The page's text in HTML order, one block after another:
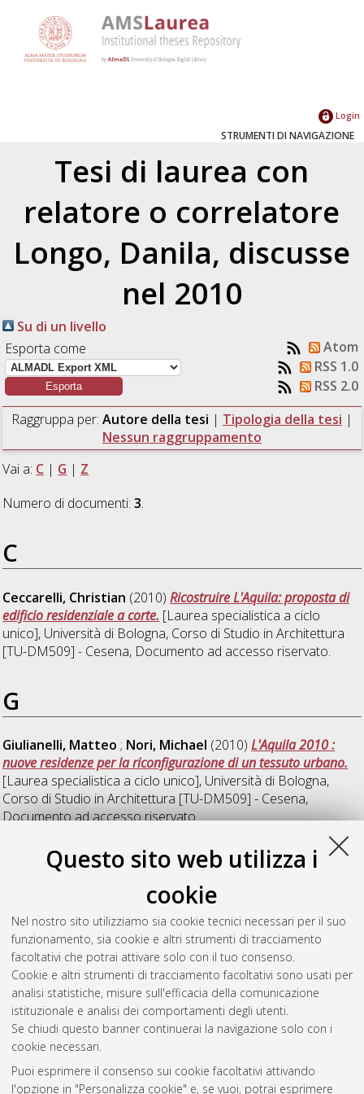
Questo sito web utilizza i
cookie
Nel nostro sito utilizziamo sia cookie tecnici necessari per il suo
funzionamento, sia cookie e altri strumenti di tracciamento
facoltativi che potrai attivare solo con il tuo consenso.
Cookie e altri strumenti di tracciamento facoltativi sono usati per
analisi statistiche, misure sull'efficacia della comunicazione
istituzionale e analisi dei comportamenti degli utenti.
Se chiudi questo banner continuerai la navigazione solo con i
cookie necessari.
Puoi esprimere il consenso sui cookie facoltativi attivando
l'opzione in "Personalizza cookie" e, se vuoi, potrai esprimere
Login
STRUMENTI DI NAVIGAZIONE
Tesi di laurea con
relatore o correlatore
Longo, Danila, discusse
nel 2010
Su di un livello
Esporta come
Atom
RSS 1.0
RSS 2.0
Raggruppa per: Autore della tesi | Tipologia della tesi |
Nessun raggruppamento
Vai a: C | G | Z
Numero di documenti:3.
C
Ceccarelli, Christian (2010)Ricostruire L'Aquila: proposta di
edificio residenziale a corte. [Laurea specialistica a ciclo
unico], Università di Bologna, Corso di Studio inArchitettura
[TU-DM509] - Cesena, Documento ad accesso riservato.
G
Giulianelli, Matteo ; Nori, Michael (2010)L'Aquila 2010 :
nuove residenze per la riconfigurazione di un tessuto urbano.
[Laurea specialistica a ciclo unico], Università di Bologna,
Corso di Studio inArchitettura [TU-DM509] - Cesena,
Documento ad accesso riservato.
residenziali nel verde.[NON SPECIFICATO], Università di
Bologna, Corso di Studio in NON SPECIFICATO, Documento
ad accesso riservato.
Questa lista e' stata generata ilSat Aug 8 17:40:57 2026
CEST
Atom